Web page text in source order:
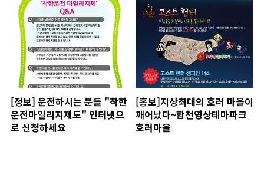
[정보] 운전하시는 분들 "착한
운전마일리지제도" 인터넷으
로 신청하세요
[홍보]지상최대의 호러 마을이
깨어났다~합천영상테마파크
호러마을